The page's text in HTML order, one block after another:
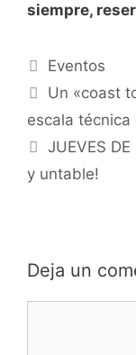
siempre,
Categorías
Eventos
Un «coast
escala técnica
JUEVES
y untable!
Deja un